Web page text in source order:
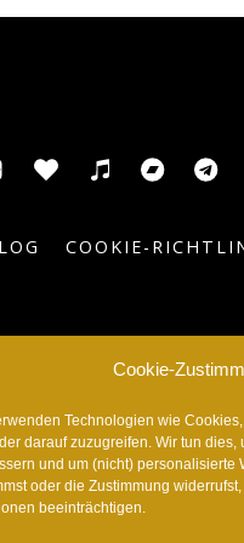
Cookie-
Technologien wie
darauf zuzugreifen. Wir tun dies,
und um (nicht) personalisierte
oder die Zustimmung
beeinträchtigen.
ITunes Anghami
Tidal
COOKIE-